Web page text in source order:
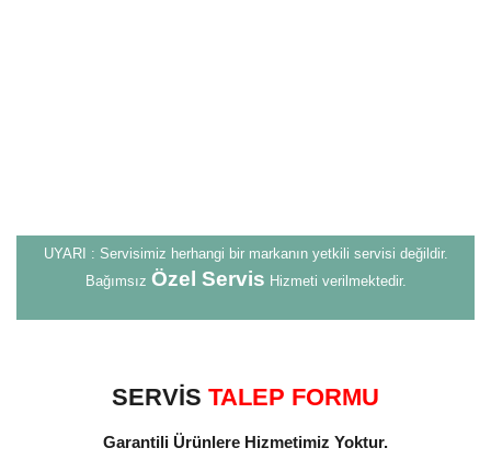
UYARI : Servisimiz herhangi bir markanın yetkili servisi değildir.
Bağımsız Özel Servis Hizmeti verilmektedir.
SERVİS TALEP FORMU
Garantili Ürünlere Hizmetimiz Yoktur.